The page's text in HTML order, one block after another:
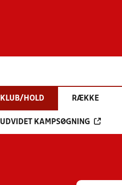
KLUB/HOLD RÆKKE
UDVIDET KAMPSØGNING